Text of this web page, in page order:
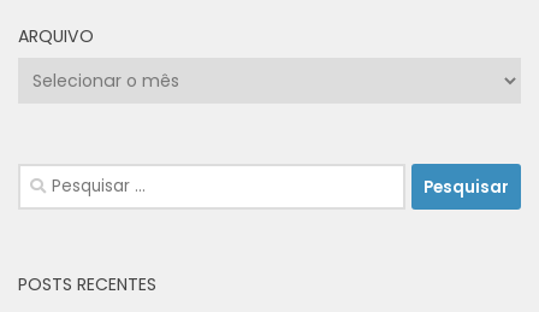
ARQUIVO
Arquivo
Pesquisar
por:
POSTS RECENTES